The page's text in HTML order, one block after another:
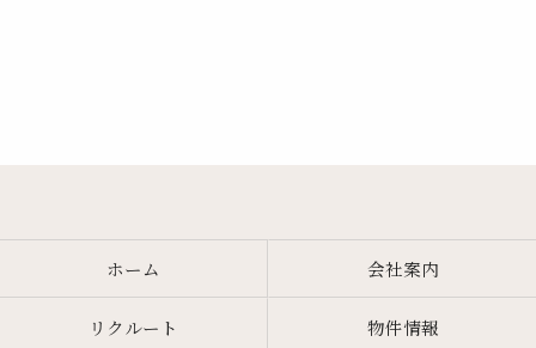
ホーム 会社案内
リクルート 物件情報